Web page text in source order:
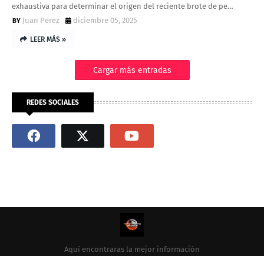
exhaustiva para determinar el origen del reciente brote de pe…
Juan Perez
diciembre 05, 2025
LEER MÁS »
Cargar más entradas
REDES SOCIALES
Aquí encontraras la mejor información